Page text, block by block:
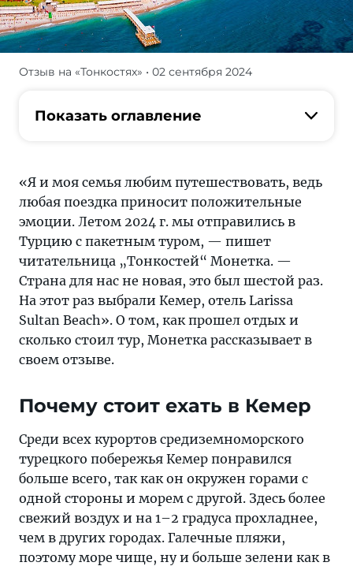
Страна
нас
был
На
раз
выбрали
Отзыв на «Тонкостях» • 02 сентября 2024
Показать оглавление
«Я и моя семья любим путешествовать, ведь
любая поездка приносит положительные
эмоции. Летом 2024 г. мы отправились в
Турцию с пакетным туром, — пишет
читательница „Тонкостей“ Монетка. —
Страна для нас не новая, это был шестой раз.
На этот раз выбрали Кемер, отель Larissa
Sultan Beach». О том, как прошел отдых и
сколько стоил тур, Монетка рассказывает в
своем отзыве.
Почему стоит ехать в Кемер
Среди всех курортов средиземноморского
турецкого побережья Кемер понравился
больше всего, так как он окружен горами с
одной стороны и морем с другой. Здесь более
свежий воздух и на 1–2 градуса прохладнее,
чем в других городах. Галечные пляжи,
поэтому море чище, ну и больше зелени как в